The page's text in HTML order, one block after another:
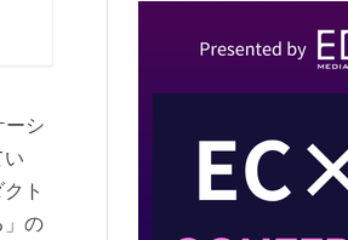
ーシ
い
ト
」の